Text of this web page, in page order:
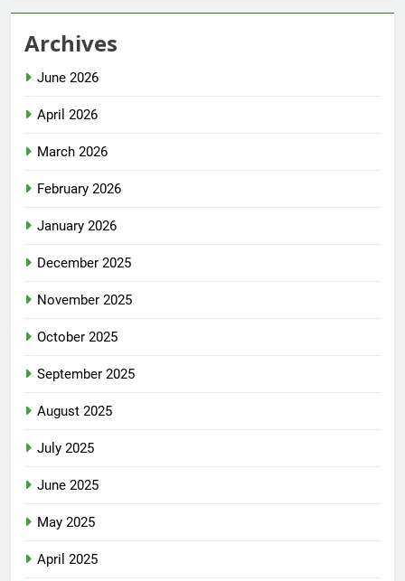
Archives
June 2026
April 2026
March 2026
February 2026
January 2026
December 2025
November 2025
October 2025
September 2025
August 2025
July 2025
June 2025
May 2025
April 2025